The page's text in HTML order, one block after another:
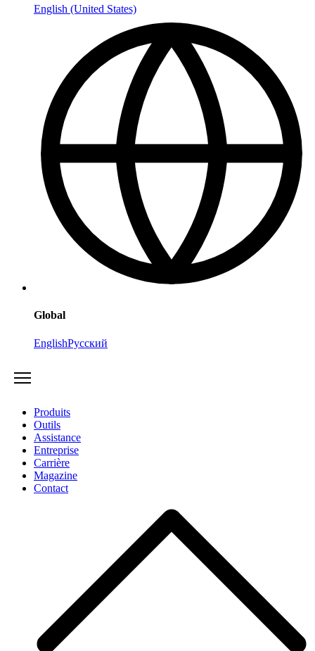
English (United States)
Global
EnglishРусский
Produits
Outils
Assistance
Entreprise
Carrière
Magazine
Contact